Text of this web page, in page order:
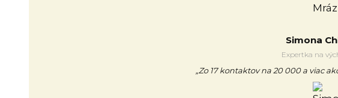
Simona
Expertka na
„Zo 17 kontaktov na 20 000 a viac